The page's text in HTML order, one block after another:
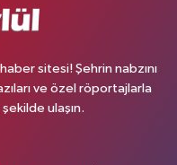
sitesi! Şehrin nabzını
ve özel röportajlarla
ulaşın.